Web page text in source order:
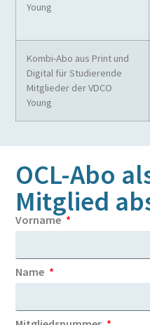
Young
Kombi-Abo aus Print und
Digital für Studierende
Mitglieder der VDCO
Young
OCL-Abo
Mitglied
Vorname
Name